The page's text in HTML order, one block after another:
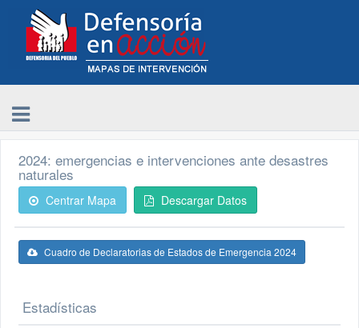
2024: emergencias e intervenciones ante desastres
naturales
Centrar Mapa Descargar Datos
Cuadro de Declaratorias de Estados de Emergencia 2024
Estadísticas